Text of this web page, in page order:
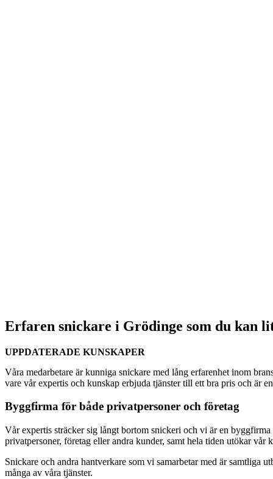
Erfaren snickare i Grödinge som du kan
UPPDATERADE KUNSKAPER
Våra medarbetare är kunniga snickare med lång erfarenhet inom
vare vår expertis och kunskap erbjuda tjänster till ett bra pris och är
Byggfirma för både privatpersoner och företag
Vår expertis sträcker sig långt bortom snickeri och vi är en
privatpersoner, företag eller andra kunder, samt hela tiden utökar vår
Snickare och andra hantverkare som vi samarbetar med är samtliga
många av våra tjänster.